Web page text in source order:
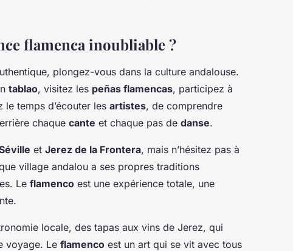
flamenca inoubliable ?
plongez-vous dans la culture andalouse.
tablao, visitez les peñas flamencas, participez à
le temps d’écouter les artistes, de comprendre
chaque cante et chaque pas de danse.
et Jerez de la Frontera, mais n’hésitez pas à
village andalou a ses propres traditions
Le flamenco est une expérience totale, une
locale, des tapas aux vins de Jerez, qui
voyage. Le flamenco est un art qui se vit avec tous